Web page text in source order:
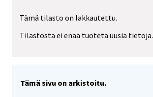
Tämä tilasto on lakkautettu.
Tilastosta ei enää tuoteta uusia tietoja.
Tämä sivu on arkistoitu.